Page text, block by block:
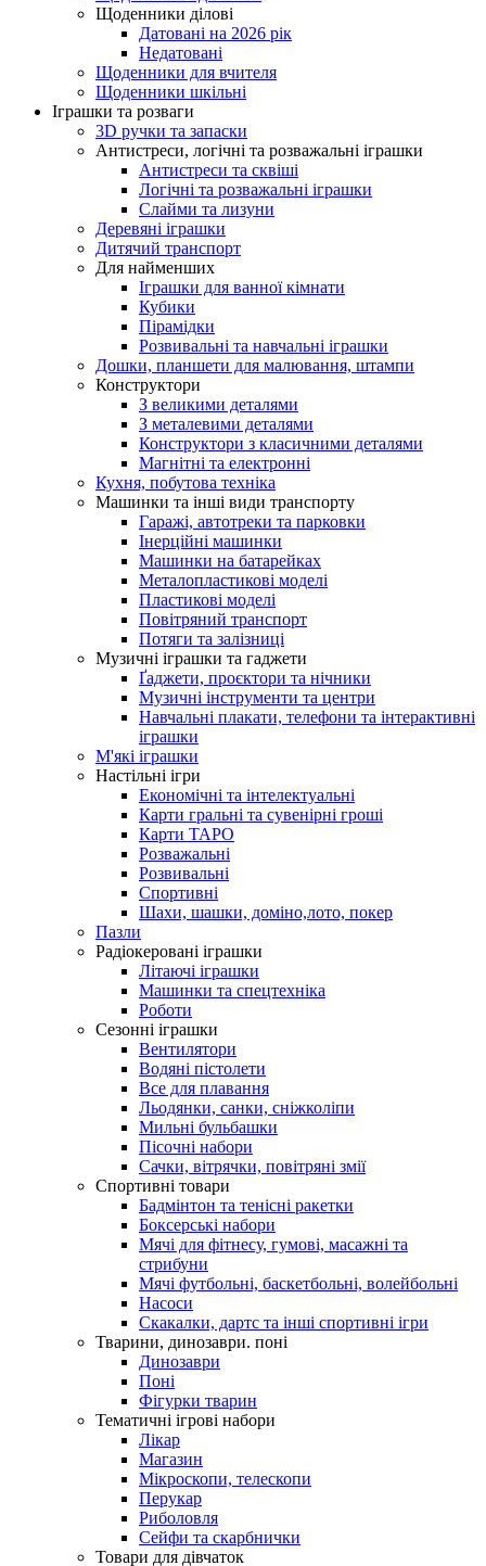
Щоденники ділові
Датовані на 2026 рік
Недатовані
Щоденники для вчителя
Щоденники шкільні
Іграшки та розваги
3D ручки та запаски
Антистреси, логічні та розважальні іграшки
Антистреси та сквіші
Логічні та розважальні іграшки
Слайми та лизуни
Деревяні іграшки
Дитячий транспорт
Для найменших
Іграшки для ванної кімнати
Кубики
Пірамідки
Розвивальні та навчальні іграшки
Дошки, планшети для малювання, штампи
Конструктори
З великими деталями
З металевими деталями
Конструктори з класичними деталями
Магнітні та електронні
Кухня, побутова техніка
Машинки та інші види транспорту
Гаражі, автотреки та парковки
Інерційні машинки
Машинки на батарейках
Металопластикові моделі
Пластикові моделі
Повітряний транспорт
Потяги та залізниці
Музичні іграшки та гаджети
Ґаджети, проєктори та нічники
Музичні інструменти та центри
Навчальні плакати, телефони та інтерактивні
іграшки
М'які іграшки
Настільні ігри
Економічні та інтелектуальні
Карти гральні та сувенірні гроші
Карти ТАРО
Розважальні
Розвивальні
Спортивні
Шахи, шашки, доміно,лото, покер
Пазли
Радіокеровані іграшки
Літаючі іграшки
Машинки та спецтехніка
Роботи
Сезонні іграшки
Вентилятори
Водяні пістолети
Все для плавання
Льодянки, санки, сніжколіпи
Мильні бульбашки
Пісочні набори
Сачки, вітрячки, повітряні змії
Спортивні товари
Бадмінтон та тенісні ракетки
Боксерські набори
Мячі для фітнесу, гумові, масажні та
стрибуни
Мячі футбольні, баскетбольні, волейбольні
Насоси
Скакалки, дартс та інші спортивні ігри
Тварини, динозаври. поні
Динозаври
Поні
Фігурки тварин
Тематичні ігрові набори
Лікар
Магазин
Мікроскопи, телескопи
Перукар
Риболовля
Сейфи та скарбнички
Товари для дівчаток